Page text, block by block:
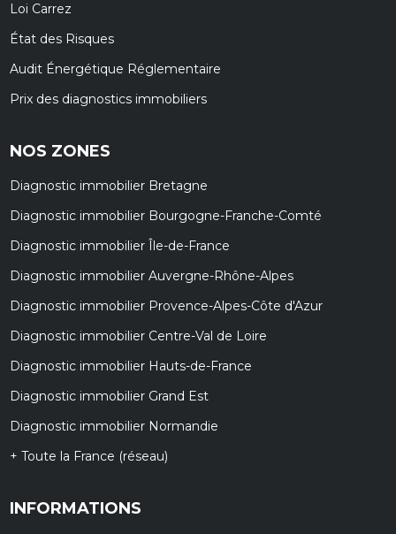
Loi Carrez
État des Risques
Audit Énergétique Réglementaire
Prix des diagnostics immobiliers
NOS ZONES
Diagnostic immobilier Bretagne
Diagnostic immobilier Bourgogne-Franche-Comté
Diagnostic immobilier Île-de-France
Diagnostic immobilier Auvergne-Rhône-Alpes
Diagnostic immobilier Provence-Alpes-Côte d'Azur
Diagnostic immobilier Centre-Val de Loire
Diagnostic immobilier Hauts-de-France
Diagnostic immobilier Grand Est
Diagnostic immobilier Normandie
+ Toute la France (réseau)
INFORMATIONS